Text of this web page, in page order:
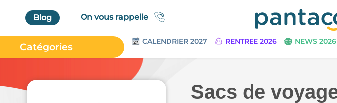
Blog On vous rappelle
Catégories CALENDRIER 2027 RENTREE 2026 NEWS 2026
Au Bureau
Sacs de